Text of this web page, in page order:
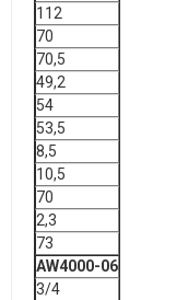
112
70
70,5
49,2
54
53,5
8,5
10,5
70
2,3
73
AW4000-06
3/4